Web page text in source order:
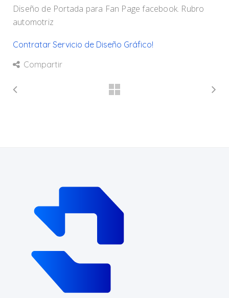
Diseño de Portada para Fan Page facebook. Rubro
automotriz
Contratar Servicio de Diseño Gráfico!
Compartir